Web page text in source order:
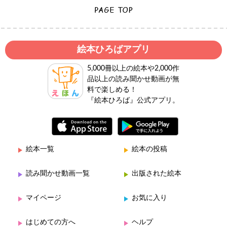
絵本ひろばアプリ
5,000冊以上の絵本や2,000作
品以上の読み聞かせ動画が無
料で楽しめる！
『絵本ひろば』公式アプリ。
絵本一覧 絵本の投稿
読み聞かせ動画一覧 出版された絵本
マイページ お気に入り
はじめての方へ ヘルプ